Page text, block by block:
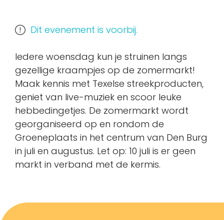
Dit evenement is voorbij.
Iedere woensdag kun je struinen langs
gezellige kraampjes op de zomermarkt!
Maak kennis met Texelse streekproducten,
geniet van live-muziek en scoor leuke
hebbedingetjes. De zomermarkt wordt
georganiseerd op en rondom de
Groeneplaats in het centrum van Den Burg
in juli en augustus. Let op: 10 juli is er geen
markt in verband met de kermis.